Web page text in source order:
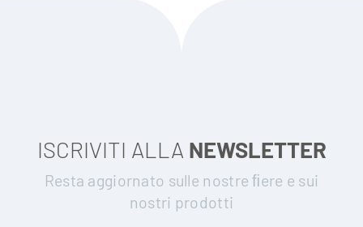
ISCRIVITI ALLA NEWSLETTER
Resta aggiornato sulle nostre ﬁere e sui
nostri prodotti